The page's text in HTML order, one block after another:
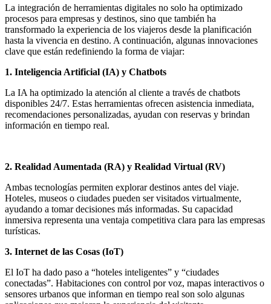
La integración de herramientas digitales no solo ha optimizado
procesos para empresas y destinos, sino que también ha
transformado la experiencia de los viajeros desde la planificación
hasta la vivencia en destino. A continuación, algunas innovaciones
clave que están redefiniendo la forma de viajar:
1. Inteligencia Artificial (IA) y Chatbots
La IA ha optimizado la atención al cliente a través de chatbots
disponibles 24/7. Estas herramientas ofrecen asistencia inmediata,
recomendaciones personalizadas, ayudan con reservas y brindan
información en tiempo real.
2. Realidad Aumentada (RA) y Realidad Virtual (RV)
Ambas tecnologías permiten explorar destinos antes del viaje.
Hoteles, museos o ciudades pueden ser visitados virtualmente,
ayudando a tomar decisiones más informadas. Su capacidad
inmersiva representa una ventaja competitiva clara para las empresas
turísticas.
3. Internet de las Cosas (IoT)
El IoT ha dado paso a “hoteles inteligentes” y “ciudades
conectadas”. Habitaciones con control por voz, mapas interactivos o
sensores urbanos que informan en tiempo real son solo algunas